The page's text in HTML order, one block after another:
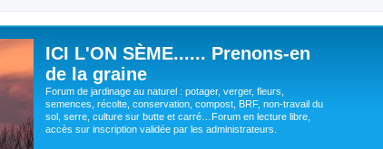
ICI L'ON SÈME...... Prenons-en
de la graine
Forum de jardinage au naturel : potager, verger, fleurs,
semences, récolte, conservation, compost, BRF, non-travail du
sol, serre, culture sur butte et carré…Forum en lecture libre,
accès sur inscription validée par les administrateurs.